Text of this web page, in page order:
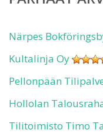
Närpes
Kultalinja Oy
Pellonpään
Hollolan
Tilitoimisto Timo